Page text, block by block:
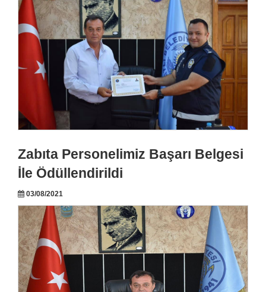
Zabıta Personelimiz Başarı Belgesi
İle Ödüllendirildi
03/08/2021